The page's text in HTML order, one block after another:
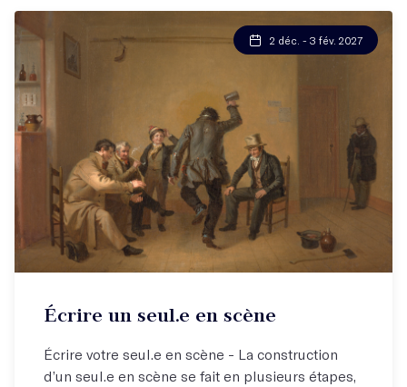
2 déc. - 3 fév. 2027
Écrire un seul.e en scène
Écrire votre seul.e en scène - La construction
d’un seul.e en scène se fait en plusieurs étapes,